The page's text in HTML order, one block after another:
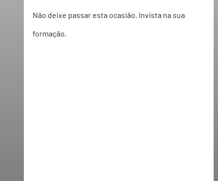
Não deixe passar esta ocasião. Invista na sua
formação.